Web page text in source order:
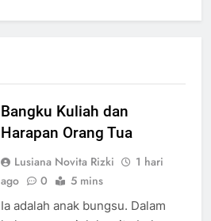
Bangku Kuliah dan
Harapan Orang Tua
Lusiana Novita Rizki
1 hari
ago
0 5 mins
Ia adalah anak bungsu. Dalam